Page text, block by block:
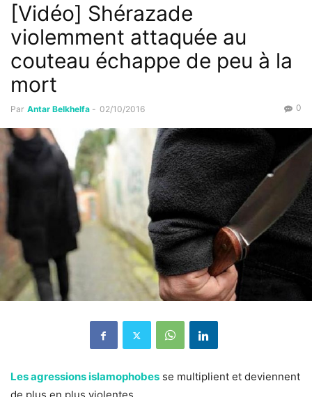
[Vidéo] Shérazade
violemment attaquée au
couteau échappe de peu à la
mort
Par Antar Belkhelfa - 02/10/2016 0
Les agressions islamophobes se multiplient et deviennent